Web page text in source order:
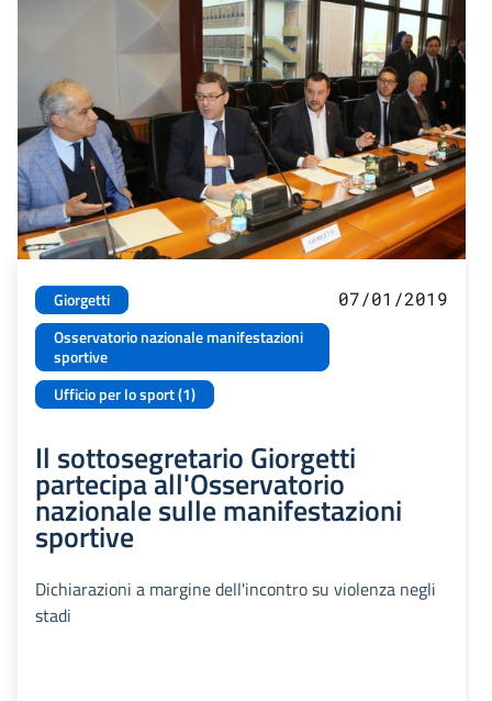
Giorgetti
Osservatorio nazionale manifestazioni
sportive
Ufficio per lo sport (1)
07/01/2019
Il sottosegretario Giorgetti
partecipa all'Osservatorio
nazionale sulle manifestazioni
sportive
Dichiarazioni a margine dell'incontro su violenza negli
stadi